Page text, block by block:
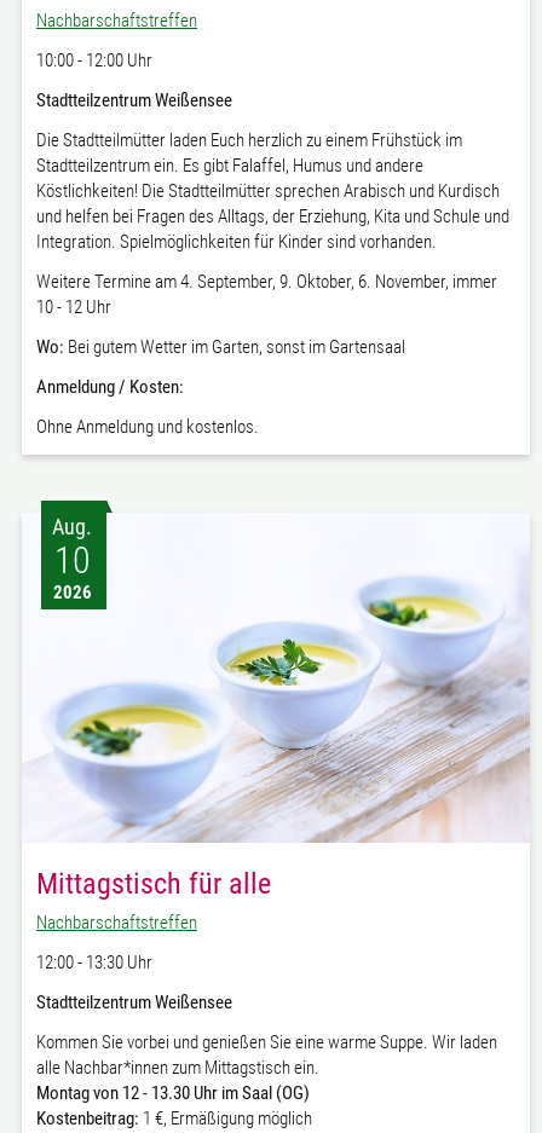
Nachbarschaftstreffen
10:00 - 12:00 Uhr
Stadtteilzentrum Weißensee
Die Stadtteilmütter laden Euch herzlich zu einem Frühstück im
Stadtteilzentrum ein. Es gibt Falaffel, Humus und andere
Köstlichkeiten! Die Stadtteilmütter sprechen Arabisch und Kurdisch
und helfen bei Fragen des Alltags, der Erziehung, Kita und Schule und
Integration. Spielmöglichkeiten für Kinder sind vorhanden.
Weitere Termine am 4. September, 9. Oktober, 6. November, immer
10 - 12 Uhr
Wo: Bei gutem Wetter im Garten, sonst im Gartensaal
Anmeldung / Kosten:
Ohne Anmeldung und kostenlos.
Aug.
10
2026
Mittagstisch für alle
Nachbarschaftstreffen
12:00 - 13:30 Uhr
Stadtteilzentrum Weißensee
Kommen Sie vorbei und genießen Sie eine warme Suppe. Wir laden
alle Nachbar*innen zum Mittagstisch ein.
Montag von 12 - 13.30 Uhr im Saal (OG)
Kostenbeitrag: 1 €, Ermäßigung möglich